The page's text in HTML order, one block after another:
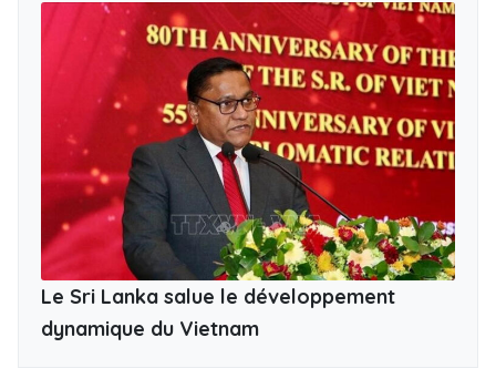
Le Sri Lanka salue le développement
dynamique du Vietnam